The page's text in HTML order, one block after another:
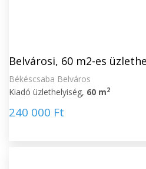
Belvárosi, 60 m2-es
Békéscsaba Belváros
Kiadó üzlethelyiség, 60 m2
240 000 Ft